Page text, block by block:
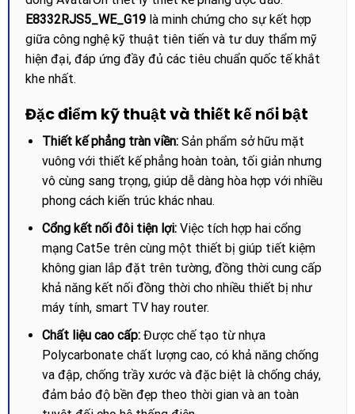
E8332RJS5_WE_G19là minh chứng cho sự kết hợp
giữa công nghệ kỹ thuật tiên tiến và tư duy thẩm mỹ
hiện đại, đáp ứng đầy đủ các tiêu chuẩn quốc tế khắt
khe nhất.
Đặc điểm kỹ thuật và thiết kế nổi bật
Thiết kế phẳng tràn viền:Sản phẩm sở hữu mặt
vuông với thiết kế phẳng hoàn toàn, tối giản nhưng
vô cùng sang trọng, giúp dễ dàng hòa hợp với nhiều
phong cách kiến trúc khác nhau.
Cổng kết nối đôi tiện lợi:Việc tích hợp hai cổng
mạng Cat5e trên cùng một thiết bị giúp tiết kiệm
không gian lắp đặt trên tường, đồng thời cung cấp
khả năng kết nối đồng thời cho nhiều thiết bị như
máy tính, smart TV hay router.
Chất liệu cao cấp:Được chế tạo từ nhựa
Polycarbonate chất lượng cao, có khả năng chống
va đập, chống trầy xước và đặc biệt là chống cháy,
đảm bảo độ bền đẹp theo thời gian và an toàn